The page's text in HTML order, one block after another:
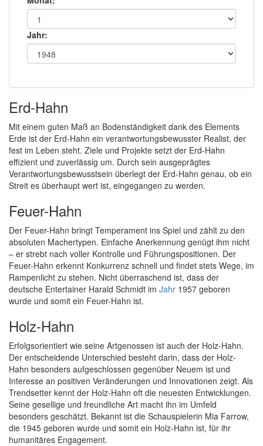
Jahr:
Erd-Hahn
Mit einem guten Maß an Bodenständigkeit dank des Elements
Erde ist der Erd-Hahn ein verantwortungsbewusster Realist, der
fest im Leben steht. Ziele und Projekte setzt der Erd-Hahn
effizient und zuverlässig um. Durch sein ausgeprägtes
Verantwortungsbewusstsein überlegt der Erd-Hahn genau, ob ein
Streit es überhaupt wert ist, eingegangen zu werden.
Feuer-Hahn
Der Feuer-Hahn bringt Temperament ins Spiel und zählt zu den
absoluten Machertypen. Einfache Anerkennung genügt ihm nicht
– er strebt nach voller Kontrolle und Führungspositionen. Der
Feuer-Hahn erkennt Konkurrenz schnell und findet stets Wege, im
Rampenlicht zu stehen. Nicht überraschend ist, dass der
deutsche Entertainer Harald Schmidt im Jahr 1957 geboren
wurde und somit ein Feuer-Hahn ist.
Holz-Hahn
Erfolgsorientiert wie seine Artgenossen ist auch der Holz-Hahn.
Der entscheidende Unterschied besteht darin, dass der Holz-
Hahn besonders aufgeschlossen gegenüber Neuem ist und
Interesse an positiven Veränderungen und Innovationen zeigt. Als
Trendsetter kennt der Holz-Hahn oft die neuesten Entwicklungen.
Seine gesellige und freundliche Art macht ihn im Umfeld
besonders geschätzt. Bekannt ist die Schauspielerin Mia Farrow,
die 1945 geboren wurde und somit ein Holz-Hahn ist, für ihr
humanitäres Engagement.